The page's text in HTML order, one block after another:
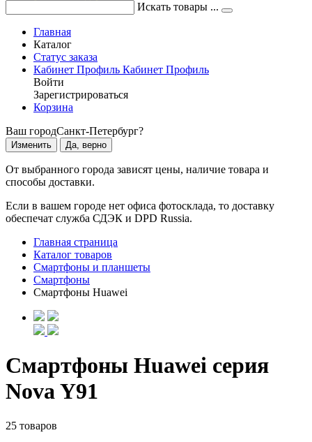
Искать товары ...
Главная
Каталог
Статус заказа
Кабинет Профиль Кабинет Профиль
Войти
Зарегистрироваться
Корзина
Ваш городСанкт-Петербург?
Изменить Да, верно
От выбранного города зависят цены, наличие товара и
способы доставки.
Если в вашем городе нет офиса фотосклада, то доставку
обеспечат служба СДЭК и DPD Russia.
Главная страница
Каталог товаров
Смартфоны и планшеты
Смартфоны
Смартфоны Huawei
Смартфоны Huawei серия
Nova Y91
25 товаров